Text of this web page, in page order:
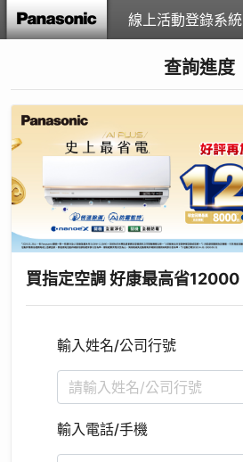
線上活動登錄系統
查詢進度
買指定空調 好康最高省12000
輸入姓名/公司行號
輸入電話/手機